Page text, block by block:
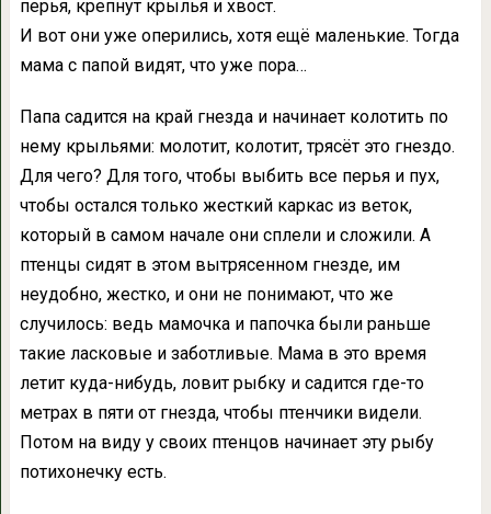
перья, крепнут крылья и хвост.
И вот они уже оперились, хотя ещё маленькие. Тогда
мама с папой видят, что уже пора…
Папа садится на край гнезда и начинает колотить по
нему крыльями: молотит, колотит, трясёт это гнездо.
Для чего? Для того, чтобы выбить все перья и пух,
чтобы остался только жесткий каркас из веток,
который в самом начале они сплели и сложили. А
птенцы сидят в этом вытрясенном гнезде, им
неудобно, жестко, и они не понимают, что же
случилось: ведь мамочка и папочка были раньше
такие ласковые и заботливые. Мама в это время
летит куда-нибудь, ловит рыбку и садится где-то
метрах в пяти от гнезда, чтобы птенчики видели.
Потом на виду у своих птенцов начинает эту рыбу
потихонечку есть.